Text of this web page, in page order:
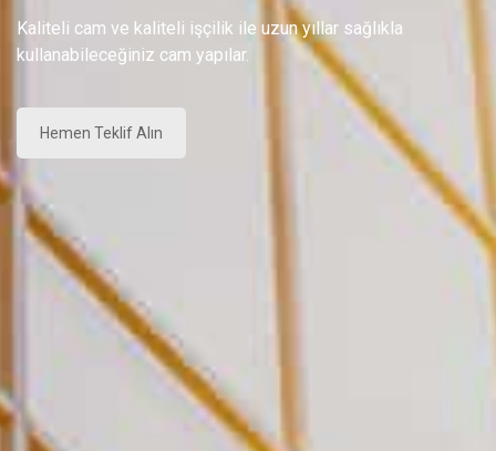
Kaliteli cam ve kaliteli işçilik ile uzun yıllar sağlıkla
kullanabileceğiniz cam yapılar.
Hemen Teklif Alın